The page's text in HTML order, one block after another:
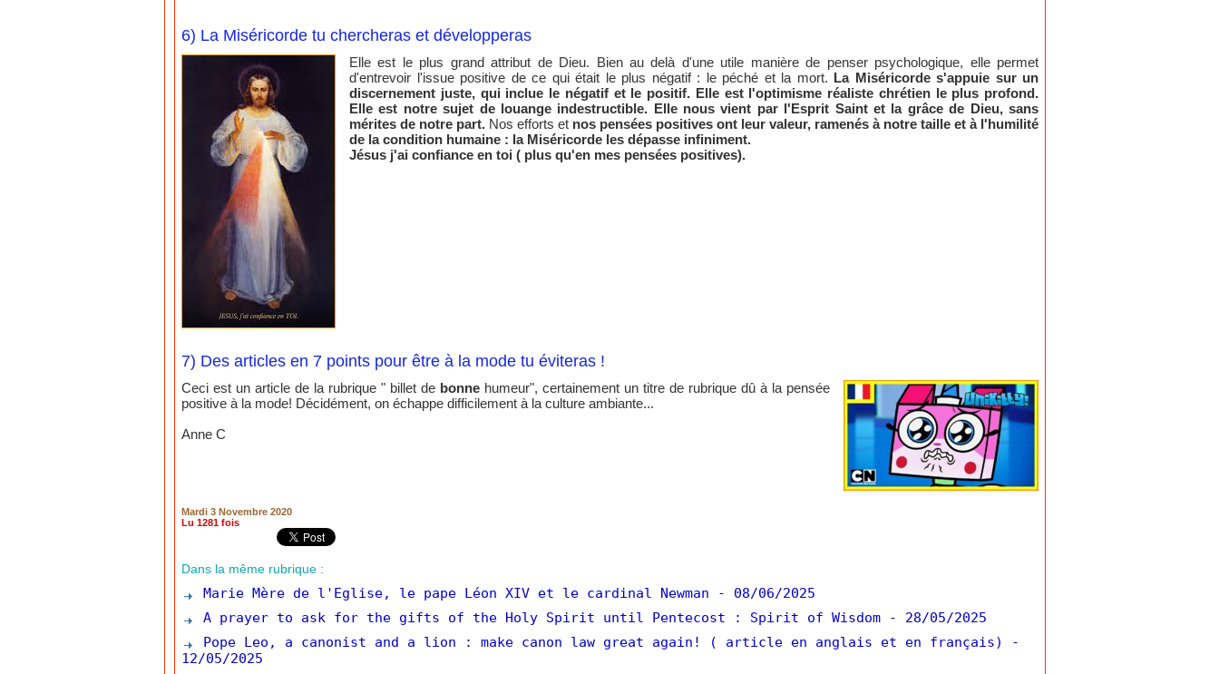
6) La Miséricorde tu chercheras et développeras
Elle est le plus grand attribut de Dieu. Bien au delà d'une utile manière de penser psychologique, elle permet
d'entrevoir l'issue positive de ce qui était le plus négatif : le péché et la mort. La Miséricorde s'appuie sur un
discernement juste, qui inclue le négatif et le positif. Elle est l'optimisme réaliste chrétien le plus profond.
Elle est notre sujet de louange indestructible. Elle nous vient par l'Esprit Saint et la grâce de Dieu, sans
mérites de notre part. Nos efforts et nos pensées positives ont leur valeur, ramenés à notre taille et à l'humilité
de la condition humaine : la Miséricorde les dépasse infiniment.
Jésus j'ai confiance en toi ( plus qu'en mes pensées positives).
7) Des articles en 7 points pour être à la mode tu éviteras !
Ceci est un article de la rubrique " billet de bonne humeur", certainement un titre de rubrique dû à la pensée
positive à la mode! Décidément, on échappe difficilement à la culture ambiante...
Anne C
Mardi 3 Novembre 2020
Lu 1281 fois
Dans la même rubrique :
Marie Mère de l'Eglise, le pape Léon XIV et le cardinal Newman
- 08/06/2025
A prayer to ask for the gifts of the Holy Spirit until Pentecost : Spirit of Wisdom
- 28/05/2025
Pope Leo, a canonist and a lion : make canon law great again! ( article en anglais et en français)
-
12/05/2025